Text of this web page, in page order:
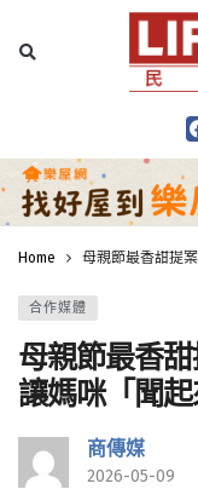
Home 母親節最香甜提
合作媒體
母親節最香
讓媽咪「聞起
商傳媒
2026-05-09